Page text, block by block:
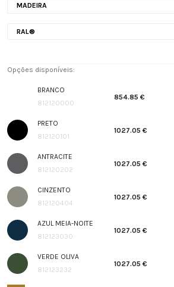
MADEIRA
RAL®
Opções disponíveis:
BRANCO
812120000
854.85 €
PRETO
812120101
1027.05 €
ANTRACITE
812120202
1027.05 €
CINZENTO
812120404
1027.05 €
AZUL MEIA-NOITE
812123030
1027.05 €
VERDE OLIVA
812123232
1027.05 €